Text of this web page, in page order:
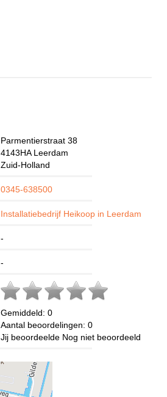
Parmentierstraat 38
4143HA Leerdam
Zuid-Holland
0345-638500
Installatiebedrijf Heikoop in Leerdam
-
-
Gemiddeld: 0
Aantal beoordelingen: 0
Jij beoordeelde Nog niet beoordeeld